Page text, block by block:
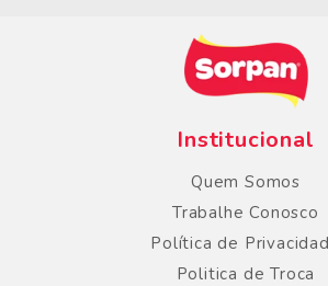
Institucional
Quem Somos
Trabalhe Conosco
Política de
Politica de Troca